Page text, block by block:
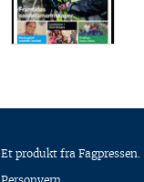
Et produkt fra Fagpressen.